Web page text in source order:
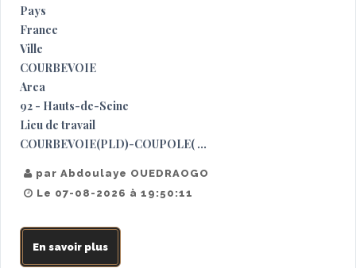
Pays
France
Ville
COURBEVOIE
Area
92 - Hauts-de-Seine
Lieu de travail
COURBEVOIE(PLD)-COUPOLE( ...
par Abdoulaye OUEDRAOGO
Le 07-08-2026 à 19:50:11
En savoir plus